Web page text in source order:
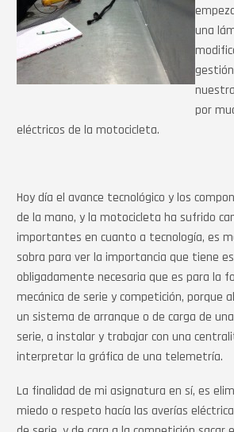
una
por
eléctricos de la motocicleta.
Hoy día el avance tecnológico y los
de la mano, y la motocicleta ha sufrido
importantes en cuanto a tecnología, es
sobra para ver la importancia que tiene
obligadamente necesaria que es para la
mecánica de serie y competición, porque
un sistema de arranque o de carga de
serie, a instalar y trabajar con una
interpretar la gráfica de una telemetría.
La finalidad de mi asignatura en sí, es
miedo o respeto hacía las averías